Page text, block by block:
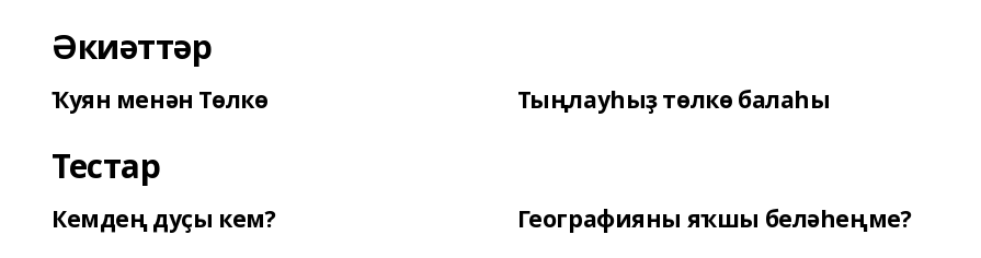
Әкиәттәр
Ҡуян менән Төлкө Тыңлауһыҙ төлкө балаһы
Тестар
Кемдең дуҫы кем? Географияны яҡшы беләһеңме?